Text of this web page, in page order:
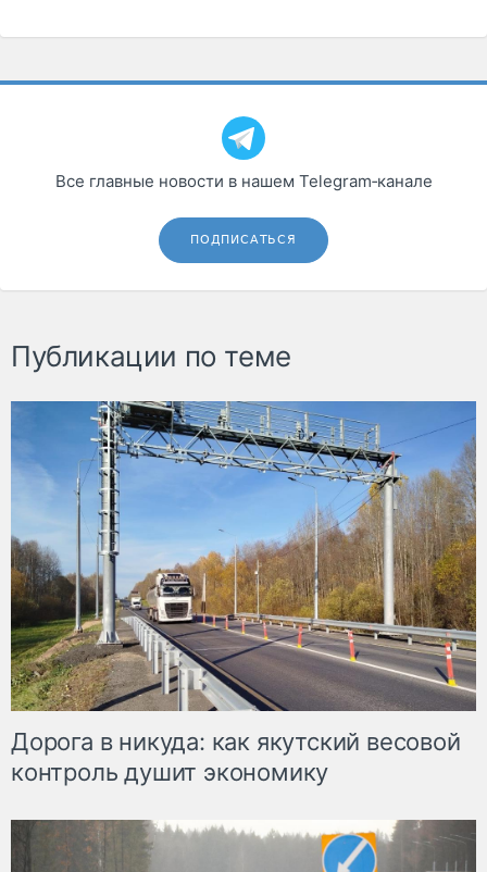
Все главные новости в нашем Telegram‑канале
ПОДПИСАТЬСЯ
Публикации по теме
Дорога в никуда: как якутский весовой
контроль душит экономику